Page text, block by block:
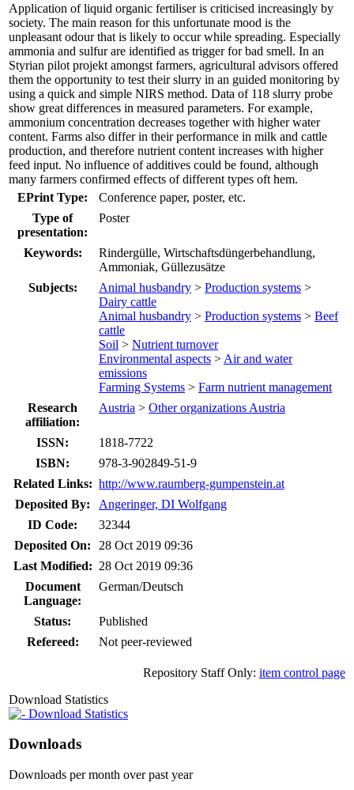
Application of liquid organic fertiliser is criticised increasingly by
society. The main reason for this unfortunate mood is the
unpleasant odour that is likely to occur while spreading. Especially
ammonia and sulfur are identified as trigger for bad smell. In an
Styrian pilot projekt amongst farmers, agricultural advisors offered
them the opportunity to test their slurry in an guided monitoring by
using a quick and simple NIRS method. Data of 118 slurry probe
show great differences in measured parameters. For example,
ammonium concentration decreases together with higher water
content. Farms also differ in their performance in milk and cattle
production, and therefore nutrient content increases with higher
feed input. No influence of additives could be found, although
many farmers confirmed effects of different types oft hem.
EPrint Type:
Conference paper, poster, etc.
Type of
presentation:
Poster
Keywords:
Rindergülle, Wirtschaftsdüngerbehandlung,
Ammoniak, Güllezusätze
Subjects:
Animal husbandry > Production systems >
Dairy cattle
Animal husbandry > Production systems > Beef
cattle
Soil > Nutrient turnover
Environmental aspects > Air and water
emissions
Farming Systems > Farm nutrient management
Research
affiliation:
Austria > Other organizations Austria
ISSN:
1818-7722
ISBN:
978-3-902849-51-9
Related Links: http://www.raumberg-gumpenstein.at
Deposited By:
Angeringer, DI Wolfgang
ID Code:
32344
Deposited On:
28 Oct 2019 09:36
Last Modified: 28 Oct 2019 09:36
Document
Language:
German/Deutsch
Status:
Published
Refereed:
Not peer-reviewed
Repository Staff Only: item control page
Download Statistics
Download Statistics
Downloads
Downloads per month over past year